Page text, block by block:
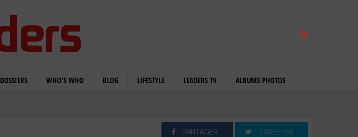
DOSSIERS WHO'S WHO BLOG LIFESTYLE LEADERS TV ALBUMS PHOTOS
PARTAGER TWEETER